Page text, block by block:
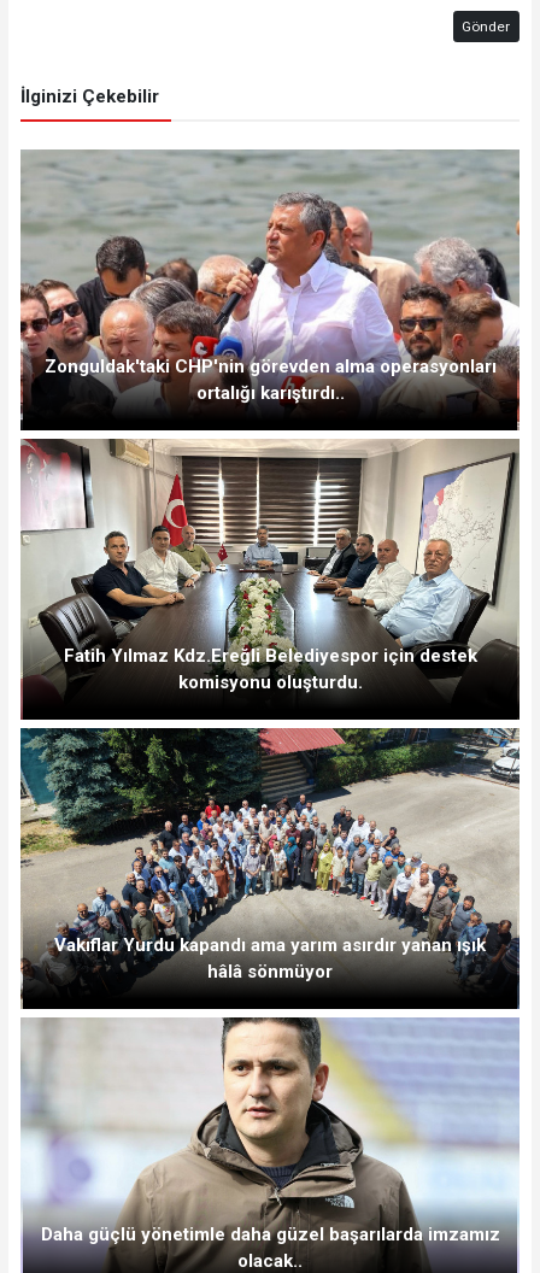
Gönder
İlginizi Çekebilir
Zonguldak'taki CHP'nin görevden alma operasyonları
ortalığı karıştırdı..
Fatih Yılmaz Kdz.Ereğli Belediyespor için destek
komisyonu oluşturdu.
Vakıflar Yurdu kapandı ama yarım asırdır yanan ışık
hâlâ sönmüyor
Daha güçlü yönetimle daha güzel başarılarda imzamız
olacak..